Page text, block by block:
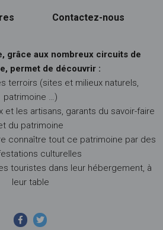
Contactez-nous
grâce aux nombreux circuits de
permet de découvrir :
terroirs (sites et milieux naturels,
patrimoine …)
les artisans, garants du savoir-faire
du patrimoine
connaître tout ce patrimoine par des
culturelles
touristes dans leur hébergement, à
leur table